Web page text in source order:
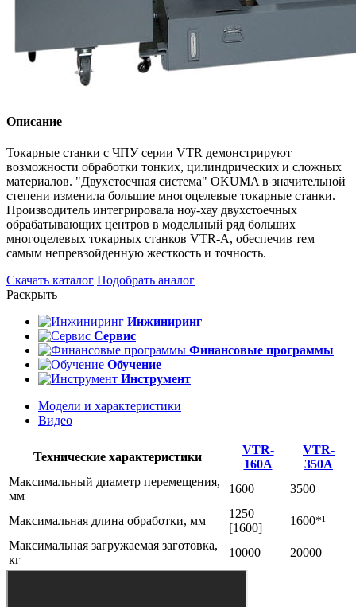
Описание
Токарные станки с ЧПУ серии VTR демонстрируют
возможности обработки тонких, цилиндрических и сложных
материалов. "Двухстоечная система" OKUMA в значительной
степени изменила большие многоцелевые токарные станки.
Производитель интегрировала ноу-хау двухстоечных
обрабатывающих центров в модельный ряд больших
многоцелевых токарных станков VTR-A, обеспечив тем
самым непревзойденную жесткость и точность.
Скачать каталог Подобрать аналог
Раскрыть
Инжиниринг
Сервис
Финансовые программы
Обучение
Инструмент
Модели и характеристики
Видео
Технические характеристики
VTR-
160А
VTR-
350А
Максимальный диаметр перемещения,
мм
1600 3500
Максимальная длина обработки, мм
1250
[1600]
1600*¹
Максимальная загружаемая заготовка,
кг
10000 20000